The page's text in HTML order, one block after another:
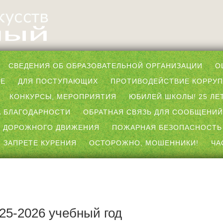
СВЕДЕНИЯ ОБ ОБРАЗОВАТЕЛЬНОЙ ОРГАНИЗАЦИИ
ДЛЯ ПОСТУПАЮЩИХ
ПРОТИВОДЕЙСТВИЕ
КОНКУРСЫ, МЕРОПРИЯТИЯ
ЮБИЛЕЙ ШКОЛЫ! 25
БЛАГОДАРНОСТИ
ОБРАТНАЯ СВЯЗЬ ДЛЯ
ДОРОЖНОГО ДВИЖЕНИЯ
ПОЖАРНАЯ БЕЗОПАСНОСТЬ
КУРЕНИЯ
ОСТОРОЖНО, МОШЕННИКИ!
2026 учебный год